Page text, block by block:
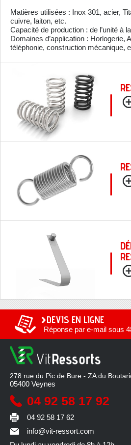
Matières utilisées : Inox 301, acier,
cuivre, laiton, etc.
Capacité de production : de l’unité à
Domaines d’application : Horlogerie,
téléphonie, construction mécanique,
DEVIS EN LIGNE
Réponse par e-mail sous
278 rue du Pic de Bure - ZA du
05400 Veynes
04 92 58 17 92
04 92 58 17 62
info@vit-ressort.com